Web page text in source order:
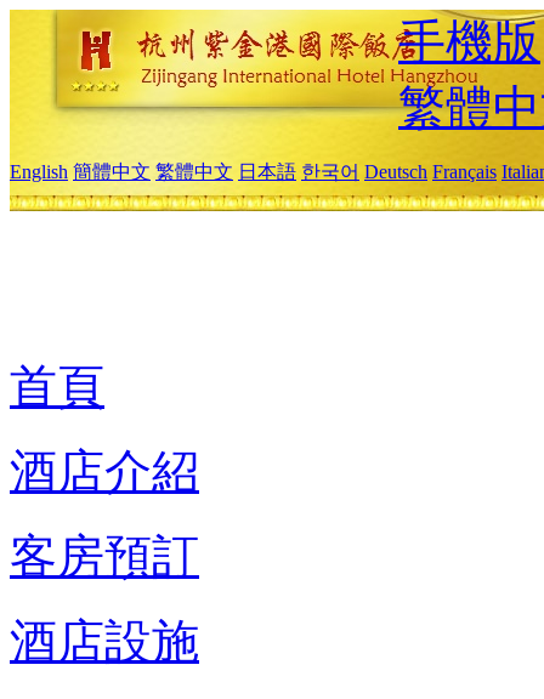
手機版
繁體
English 簡體中文 繁體中文 日本語 한국어 Deutsch Français
首頁
酒店介紹
客房預訂
酒店設施